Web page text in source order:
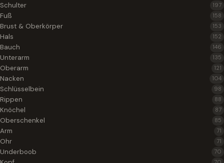
Schulter 197
Fuß 158
Brust & Oberkörper 153
Hals 152
Bauch 146
Unterarm 135
Oberarm 121
Nacken 104
Schlüsselbein 98
Rippen 88
Knöchel 87
Oberschenkel 85
Arm 71
Ohr 71
Underboob 70